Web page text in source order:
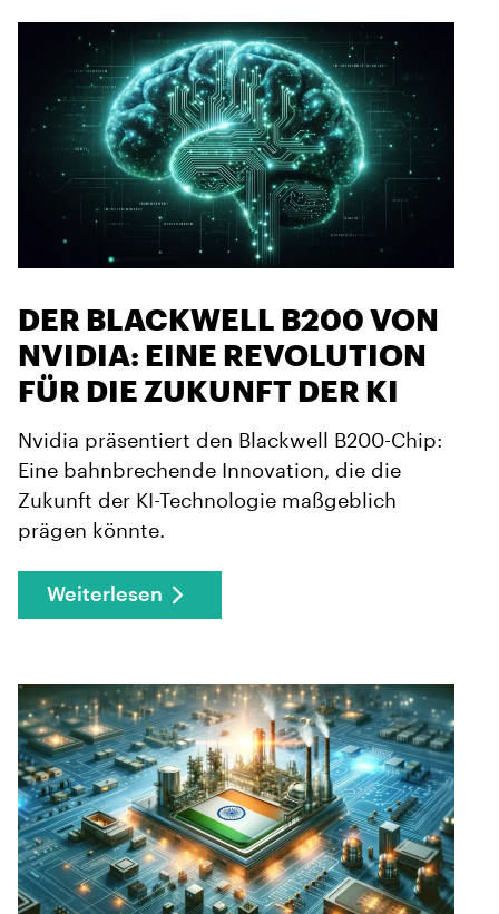
DER BLACKWELL B200 VON
NVIDIA: EINE REVOLUTION
FÜR DIE ZUKUNFT DER KI
Nvidia präsentiert den Blackwell B200-Chip:
Eine bahnbrechende Innovation, die die
Zukunft der KI-Technologie maßgeblich
prägen könnte.
Weiterlesen